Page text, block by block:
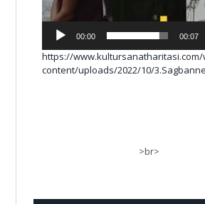
00:00 00:07
https://www.kultursanatharitasi.com/
content/uploads/2022/10/
>br>